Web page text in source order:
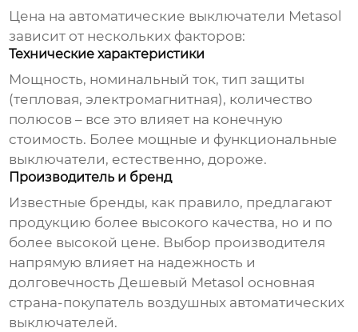
Цена на автоматические выключатели Metasol
зависит от нескольких факторов:
Технические характеристики
Мощность, номинальный ток, тип защиты
(тепловая, электромагнитная), количество
полюсов – все это влияет на конечную
стоимость. Более мощные и функциональные
выключатели, естественно, дороже.
Производитель и бренд
Известные бренды, как правило, предлагают
продукцию более высокого качества, но и по
более высокой цене. Выбор производителя
напрямую влияет на надежность и
долговечностьДешевый Metasol основная
страна-покупатель воздушных автоматических
выключателей.